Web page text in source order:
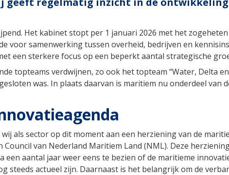
Het kabinet stopt per 1 januari 2026 met het zogeheten
voor samenwerking tussen overheid, bedrijven en
een sterkere focus op een beperkt aantal strategische
topteams verdwijnen, zo ook het topteam “Water, Delta
was. In plaats daarvan is maritiem nu onderdeel van
als sector op dit moment aan een herziening van de
van Nederland Maritiem Land (NML). Deze
aantal jaar weer eens te bezien of de maritieme
steeds actueel zijn. Daarnaast is het belangrijk om de